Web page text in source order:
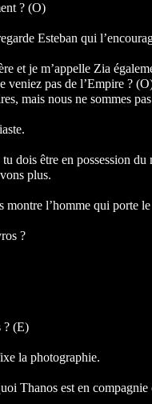
? (O)
Esteban qui
et je m’appelle Zia
veniez pas de l’Empire ?
mais nous ne sommes
dois être en possession du
plus.
montre l’homme qui porte
?
? (E)
la photographie.
Thanos est en